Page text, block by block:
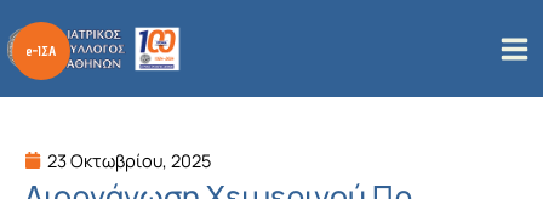
στο
περιεχόμενο
23 Οκτωβρίου, 2025